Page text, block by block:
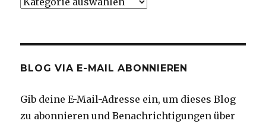
BLOG VIA E-MAIL ABONNIEREN
Gib deine E-Mail-Adresse ein, um dieses Blog
zu abonnieren und Benachrichtigungen über